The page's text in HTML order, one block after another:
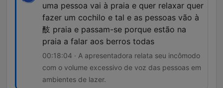
uma pessoa vai à praia e quer relaxar quer
fazer um cochilo e tal e as pessoas vão à
䣫 praia e passam-se porque estão na
praia a falar aos berros todas
00:18:04 · A apresentadora relata seu incômodo
com o volume excessivo de voz das pessoas em
ambientes de lazer.